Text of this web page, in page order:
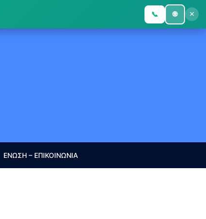
📞 🌐 ×
ΕΝΩΣΗ – ΕΠΙΚΟΙΝΩΝΙΑ